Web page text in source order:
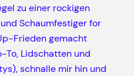
zu einer rockigen
Schaumfestiger for
Frieden gemacht
To, Lidschatten und
schnalle mir hin und